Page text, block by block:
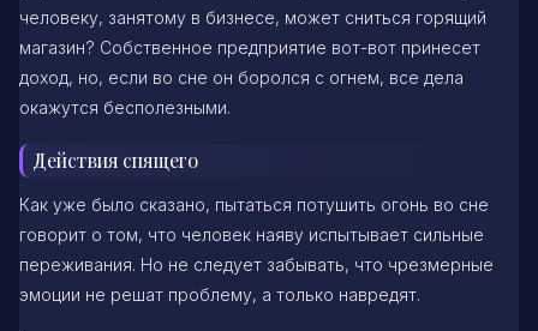
человеку, занятому в бизнесе, может сниться горящий
магазин? Собственное предприятие вот-вот принесет
доход, но, если во сне он боролся с огнем, все дела
окажутся бесполезными.
Действия спящего
Как уже было сказано, пытаться потушить огонь во сне
говорит о том, что человек наяву испытывает сильные
переживания. Но не следует забывать, что чрезмерные
эмоции не решат проблему, а только навредят.